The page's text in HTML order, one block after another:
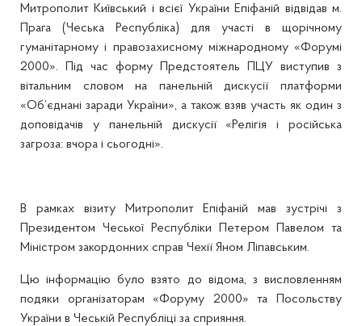
Митрополит Київський і всієї України Епіфаній відвідав м.
Прага (Чеська Республіка) для участі в щорічному
гуманітарному і правозахисному міжнародному «Форумі
2000». Під час форму Предстоятель ПЦУ виступив з
вітальним словом на панельній дискусії платформи
«Об’єднані заради України», а також взяв участь як один з
доповідачів у панельній дискусії «Релігія і російська
загроза: вчора і сьогодні».
В рамках візиту Митрополит Епіфаній мав зустрічі з
Президентом Чеської Республіки Петером Павелом та
Міністром закордонних справ Чехії Яном Ліпавським.
Цю інформацію було взято до відома, з висловленням
подяки організаторам «Форуму 2000» та Посольству
України в Чеській Республіці за сприяння.